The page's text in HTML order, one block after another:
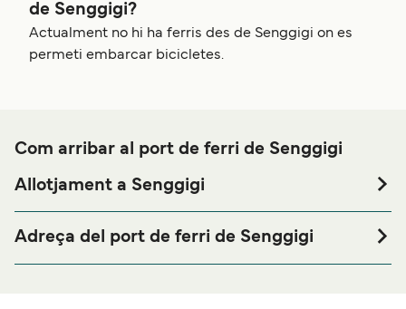
de Senggigi?
Actualment no hi ha ferris des de Senggigi on es
permeti embarcar bicicletes.
Com arribar al port de ferri de Senggigi
Allotjament a Senggigi
Si vols passar una nit abans o després del teu viatge a
prop del port de ferri de Senggigi o busques allotjament
durant tota la teva estada, visita la nostra pàgina de
Adreça del port de ferri de Senggigi